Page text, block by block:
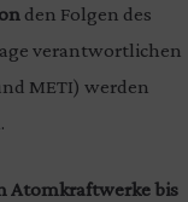
den Folgen des
verantwortlichen
METI) werden
Atomkraftwerke bis